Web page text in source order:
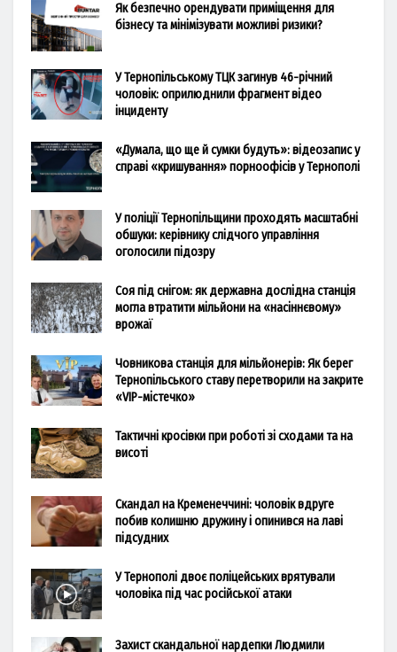
Як безпечно орендувати приміщення для
бізнесу та мінімізувати можливі ризики?
У Тернопільському ТЦК загинув 46-річний
чоловік: оприлюднили фрагмент відео
інциденту
«Думала, що ще й сумки будуть»: відеозапис у
справі «кришування» порноофісів у Тернополі
У поліції Тернопільщини проходять масштабні
обшуки: керівнику слідчого управління
оголосили підозру
Соя під снігом: як державна дослідна станція
могла втратити мільйони на «насіннєвому»
врожаї
Човникова станція для мільйонерів: Як берег
Тернопільського ставу перетворили на закрите
«VIP-містечко»
Тактичні кросівки при роботі зі сходами та на
висоті
Скандал на Кременеччині: чоловік вдруге
побив колишню дружину і опинився на лаві
підсудних
У Тернополі двоє поліцейських врятували
чоловіка під час російської атаки
Захист скандальної нардепки Людмили